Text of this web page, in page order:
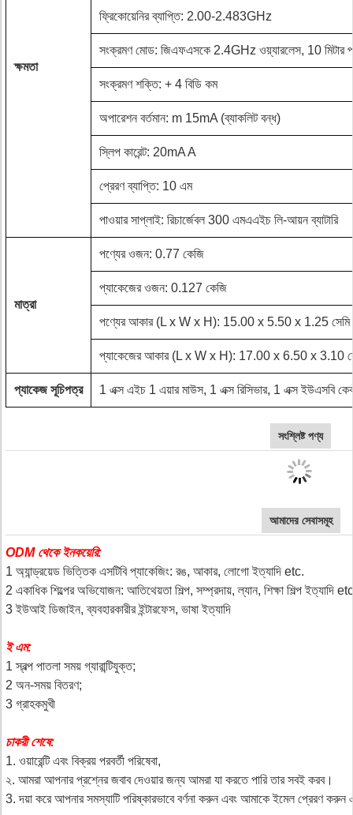
ক্ষমতা
ফ্রিকোয়েনির ব্যাপ্তি: 2.00-2.483GHz
সংক্রমণ মোড: জিএফএসকে 2.4GHz ওয়্যারলেস, 10 মিটার
সংক্রমণ শক্তি: + 4 বিডি কম
অপারেশন বর্তমান: m 15mA (ব্যাকলিট বন্ধ)
স্লিপ কারেন্ট: 20mA A
প্রেরণ ব্যাপ্তি: 10 এম
পাওয়ার সাপ্লাই: রিচার্জেবল 300 এমএএইচ লি-আয়ন ব্যাটারি
মাত্রা
পণ্যের ওজন: 0.77 কেজি
প্যাকেজের ওজন: 0.127 কেজি
পণ্যের আকার (L x W x H): 15.00 x 5.50 x 1.25
প্যাকেজের আকার (L x W x H): 17.00 x 6.50 x 3.10
প্যাকেজ সূচিপত্র 1 এক্স এইচ 1 এয়ার মাউস, 1 এক্স রিসিভার, 1 এক্স ইউএসবি
সংশ্লিষ্ট পণ্য
আমাদের সেবাসমূহ
ODM থেকে ইনকয়েরি:
1 অ্যান্ড্রয়েড ভিত্তিক এসটিবি প্যাকেজিং: রঙ, আকার, লোগো ইত্যাদি etc.
2 একাধিক শিল্পের অভিযোজন: আতিথেয়তা শিল্প, সম্প্রদায়, ল্যান, শিক্ষা শিল্প ইত্যাদি
3 ইউআই ডিজাইন, ব্যবহারকারীর ইন্টারফেস, ভাষা ইত্যাদি
ই এম:
1 স্বল্প পাতলা সময় গ্যারান্টিযুক্ত;
2 অন-সময় বিতরণ;
3 গ্রাহকমুখী
চাকরী শেষে:
1. ওয়ারেন্টি এবং বিক্রয় পরবর্তী পরিষেবা,
২. আমরা আপনার প্রশ্নের জবাব দেওয়ার জন্য আমরা যা করতে পারি তার সবই করব।
3. দয়া করে আপনার সমস্যাটি পরিষ্কারভাবে বর্ণনা করুন এবং আমাকে ইমেল প্রেরণ